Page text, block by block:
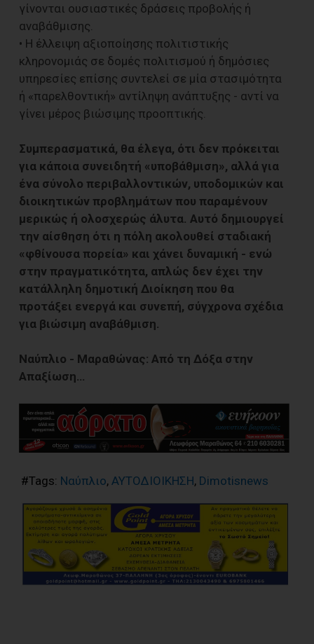
γίνονται ουσιαστικές δράσεις προβολής ή
αναβάθμισης.
• Η έλλειψη αξιοποίησης πολιτιστικής
κληρονομιάς σε δομές πολιτισμού ή δημόσιες
υπηρεσίες επίσης συντελεί σε μία στασιμότητα
ή «παρελθοντική» αντίληψη ανάπτυξης - αντί να
γίνει μέρος βιώσιμης προοπτικής.
Συμπερασματικά, θα έλεγα, ότι δεν πρόκειται
για κάποια συνειδητή «υποβάθμιση», αλλά για
ένα σύνολο περιβαλλοντικών, υποδομικών και
διοικητικών προβλημάτων που παραμένουν
μερικώς ή ολοσχερώς άλυτα. Αυτό δημιουργεί
την αίσθηση ότι η πόλη ακολουθεί σταδιακή
«φθίνουσα πορεία» και χάνει δυναμική - ενώ
στην πραγματικότητα, απλώς δεν έχει την
κατάλληλη δημοτική Διοίκηση που θα
προτάξει ενεργά και συνεπή, σύγχρονα σχέδια
για βιώσιμη αναβάθμιση.
Ναύπλιο - Μαραθώνας: Από τη Δόξα στην
Απαξίωση…
#Tags: Ναύπλιο, ΑΥΤΟΔΙΟΙΚΗΣΗ, Dimotisnews